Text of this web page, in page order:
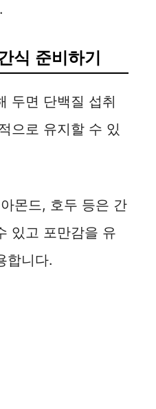
식 준비하기
두면 단백질 섭취
으로 유지할 수 있
몬드, 호두 등은 간
있고 포만감을 유
합니다.